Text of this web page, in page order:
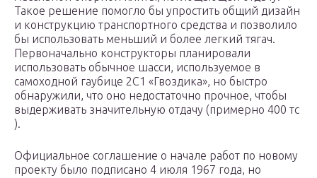
Такое решение помогло бы упростить общий дизайн
и конструкцию транспортного средства и позволило
бы использовать меньший и более легкий тягач.
Первоначально конструкторы планировали
использовать обычное шасси, используемое в
самоходной гаубице 2С1 «Гвоздика», но быстро
обнаружили, что оно недостаточно прочное, чтобы
выдерживать значительную отдачу (примерно 400 тс
).
Официальное соглашение о начале работ по новому
проекту было подписано 4 июля 1967 года, но